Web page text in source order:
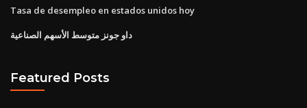
Tasa de desempleo en estados unidos hoy
داو جونز متوسط ​​الأسهم الصناعية
Featured Posts